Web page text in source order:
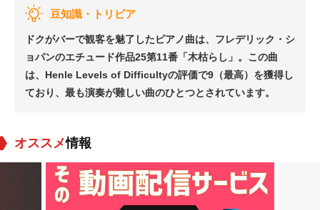
豆知識・トリビア
ドクがバーで観客を魅了したピアノ曲は、フレデリック・シ
ョパンのエチュード作品25第11番「木枯らし」。この曲
は、Henle Levels of Difficultyの評価で9（最高）を獲得し
ており、最も演奏が難しい曲のひとつとされています。
オススメ情報